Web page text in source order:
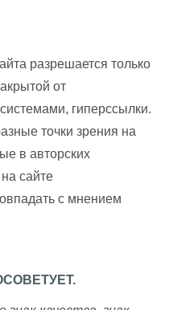
разрешается только
от
гиперссылки.
точки зрения на
в авторских
сайте
с мнением